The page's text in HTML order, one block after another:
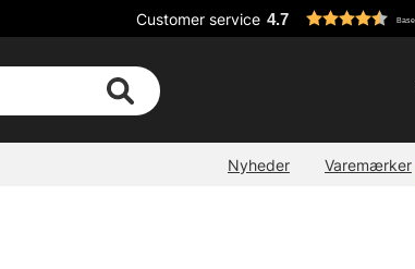
Customer service 4.7
Nyheder Varemærker